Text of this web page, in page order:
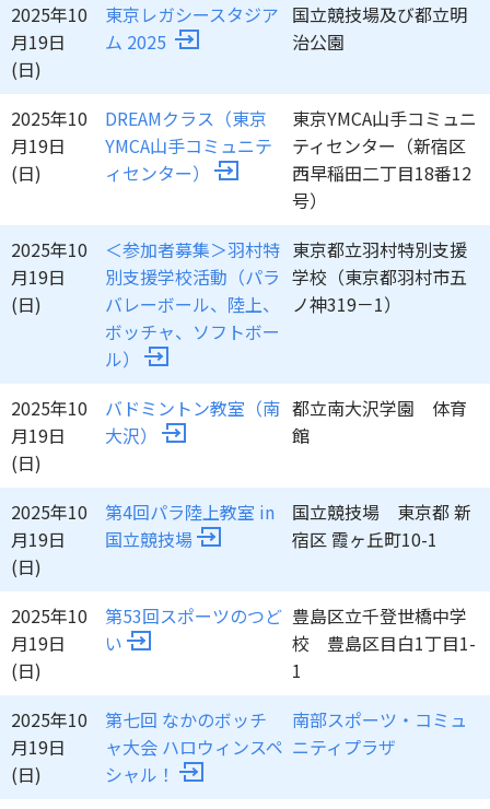
2025年10
月19日
(日)
東京レガシースタジア
ム 2025
国立競技場及び都立明
治公園
2025年10
月19日
(日)
DREAMクラス（東京
YMCA山手コミュニテ
ィセンター）
東京YMCA山手コミュニ
ティセンター（新宿区
西早稲田二丁目18番12
号）
2025年10
月19日
(日)
＜参加者募集＞羽村特
別支援学校活動（パラ
バレーボール、陸上、
ボッチャ、ソフトボー
ル）
東京都立羽村特別支援
学校（東京都羽村市五
ノ神319－1）
2025年10
月19日
(日)
バドミントン教室（南
大沢）
都立南大沢学園 体育
館
2025年10
月19日
(日)
第4回パラ陸上教室 in
国立競技場
国立競技場 東京都 新
宿区 霞ヶ丘町10-1
2025年10
月19日
(日)
第53回スポーツのつど
い
豊島区立千登世橋中学
校 豊島区目白1丁目1-
1
2025年10
月19日
(日)
第七回 なかのボッチ
ャ大会 ハロウィンスペ
シャル！
南部スポーツ・コミュ
ニティプラザ